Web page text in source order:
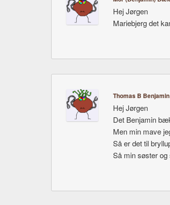
Hej Jørgen
Mariebjerg det
Thomas B
Hej Jørgen
Det Benjamin
Men min mave
Så er det til
Så min søster